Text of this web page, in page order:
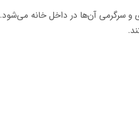
و سرگرمی آن‌ها در داخل خانه می‌شود.